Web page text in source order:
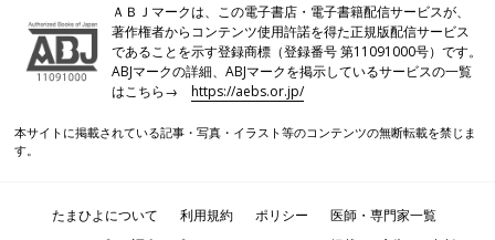
ＡＢＪマークは、この電子書店・電子書籍配信サービスが、
著作権者からコンテンツ使用許諾を得た正規版配信サービス
であることを示す登録商標（登録番号 第11091000号）です。
ABJマークの詳細、ABJマークを掲示しているサービスの一覧
はこちら→https://aebs.or.jp/
本サイトに掲載されている記事・写真・イラスト等のコンテンツの無断転載を禁じま
す。
たまひよについて 利用規約 ポリシー
医師・専門家一覧